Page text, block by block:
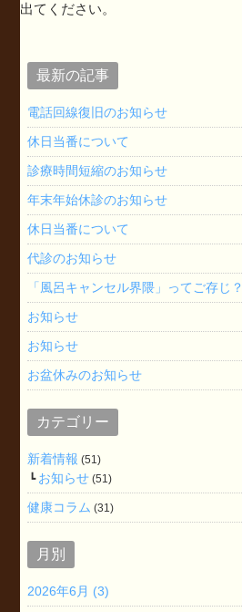
出てください。
最新の記事
電話回線復旧のお知らせ
休日当番について
診療時間短縮のお知らせ
年末年始休診のお知らせ
休日当番について
代診のお知らせ
「風呂キャンセル界隈」ってご存じ？
お知らせ
お知らせ
お盆休みのお知らせ
カテゴリー
新着情報 (51)
お知らせ(51)
健康コラム (31)
月別
2026年6月 (3)